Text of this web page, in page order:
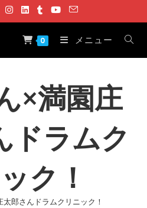
0 メニュー
×満園庄
ドラムク
ク！
郎さんドラムクリニック！